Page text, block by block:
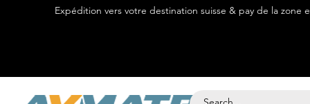
Expédition vers votre destination suisse & pay de la zone